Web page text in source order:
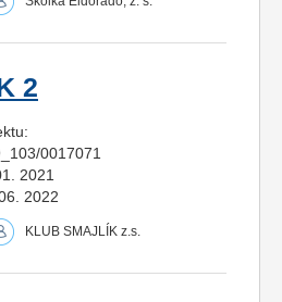
2
0017071
2021
2022
KLUB SMAJLÍK z.s.